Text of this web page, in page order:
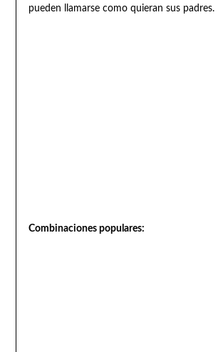
pueden llamarse como quieran sus padres.
Combinaciones populares: